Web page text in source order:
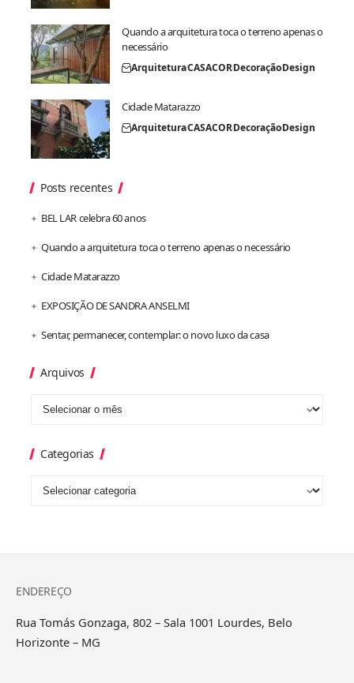
Quando a arquitetura toca o terreno apenas o
necessário
ArquiteturaCASACORDecoraçãoDesign
Cidade Matarazzo
ArquiteturaCASACORDecoraçãoDesign
Posts recentes
BEL LAR celebra 60 anos
Quando a arquitetura toca o terreno apenas o necessário
Cidade Matarazzo
EXPOSIÇÃO DE SANDRA ANSELMI
Sentar, permanecer, contemplar: o novo luxo da casa
Arquivos
Categorias
ENDEREÇO
Rua Tomás Gonzaga, 802 – Sala 1001 Lourdes, Belo
Horizonte – MG